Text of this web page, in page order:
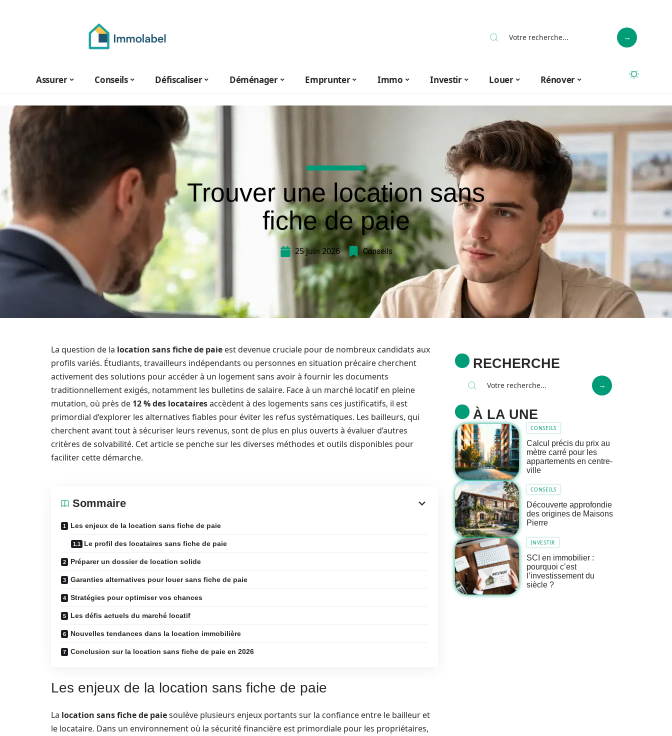
Assurer Conseils Défiscaliser Déménager Emprunter Immo Investir Louer Rénover
Trouver une location sans
fiche de paie
25 juin 2026 Conseils
La question de la location sans fiche de paie est devenue cruciale pour de nombreux candidats aux
profils variés. Étudiants, travailleurs indépendants ou personnes en situation précaire cherchent
activement des solutions pour accéder à un logement sans avoir à fournir les documents
traditionnellement exigés, notamment les bulletins de salaire. Face à un marché locatif en pleine
mutation, où près de 12 % des locatairesaccèdent à des logements sans ces justificatifs, il est
primordial d’explorer les alternatives fiables pour éviter les refus systématiques. Les bailleurs, qui
cherchent avant tout à sécuriser leurs revenus, sont de plus en plus ouverts à évaluer d’autres
critères de solvabilité. Cet article se penche sur les diverses méthodes et outils disponibles pour
faciliter cette démarche.
Sommaire
Les enjeux de la location sans fiche de paie
Le profil des locataires sans fiche de paie
Préparer un dossier de location solide
Garanties alternatives pour louer sans fiche de paie
Stratégies pour optimiser vos chances
Les défis actuels du marché locatif
Nouvelles tendances dans la location immobilière
Conclusion sur la location sans fiche de paie en 2026
Les enjeux de la location sans fiche de paie
La location sans fiche de paiesoulève plusieurs enjeux portants sur la confiance entre le bailleur et
le locataire. Dans un environnement où la sécurité financière est primordiale pour les propriétaires,
RECHERCHE
À LA UNE
CONSEILS
Calcul précis du prix au
mètre carré pour les
appartements en centre-
ville
CONSEILS
Découverte approfondie
des origines de Maisons
Pierre
INVESTIR
SCI en immobilier :
pourquoi c’est
l’investissement du
siècle ?